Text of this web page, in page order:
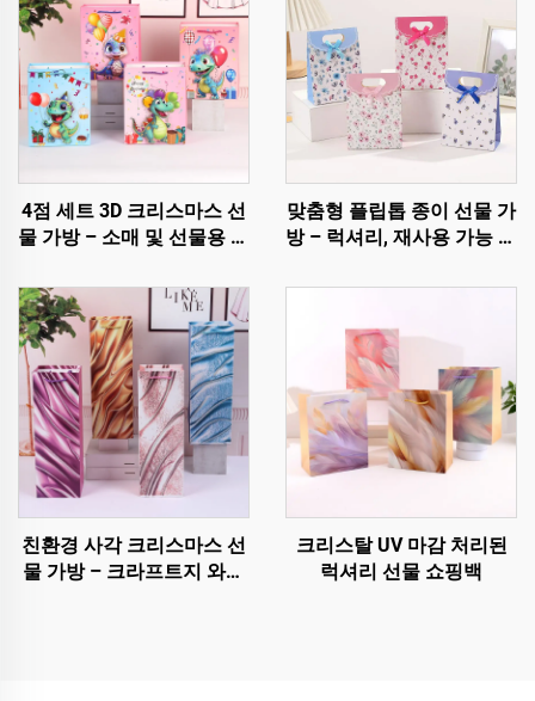
4점 세트 3D 크리스마스 선
물 가방 – 소매 및 선물용 프
맞춤형 플립톱 종이 선물 가
방 – 럭셔리, 재사용 가능 및
친환경 사각 크리스마스 선
물 가방 – 크라프트지 와인
크리스탈 UV 마감 처리된
럭셔리 선물 쇼핑백